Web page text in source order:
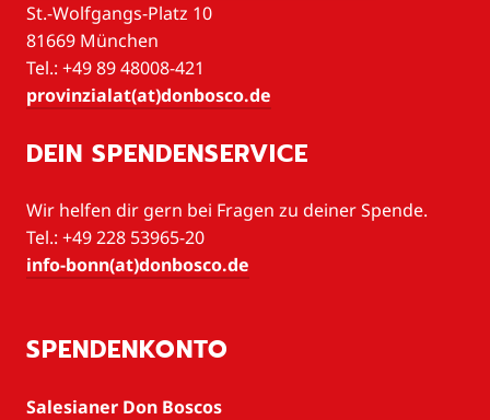
St.-Wolfgangs-Platz 10
81669 München
Tel.: +49 89 48008-421
provinzialat(at)donbosco.de
DEIN SPENDENSERVICE
Wir helfen dir gern bei Fragen zu deiner Spende.
Tel.: +49 228 53965-20
info-bonn(at)donbosco.de
SPENDENKONTO
Salesianer Don Boscos